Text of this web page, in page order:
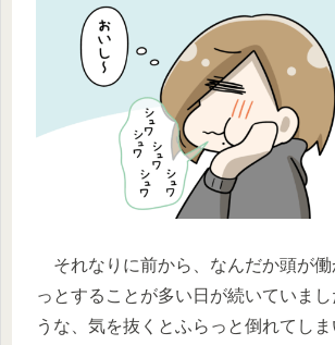
それなりに前から、なんだか頭が働
っとすることが多い日が続いていま
うな、気を抜くとふらっと倒れてし